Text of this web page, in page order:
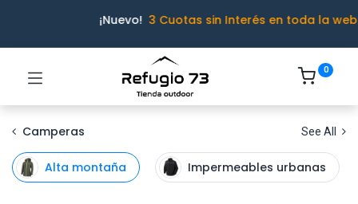
¡Nuevo! 3 Cuotas sin Interés en toda la web
0
Camperas See All
Alta montaña Impermeables urbanas